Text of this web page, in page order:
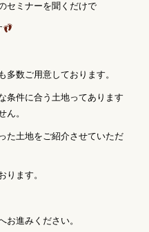
セミナーを聞くだけで
多数ご用意しております。
条件に合う土地ってあります
ん。
た土地をご紹介させていただ
ります。
お進みください。